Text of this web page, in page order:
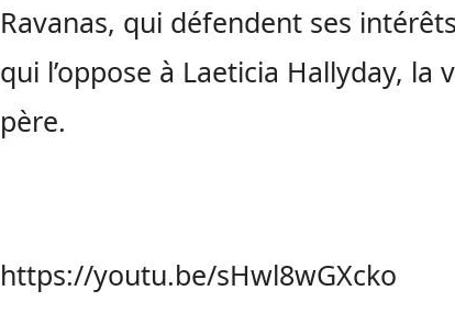
Ravanas, qui défendent ses
qui l’oppose à Laeticia Hallyday, la
père.
https://youtu.be/sHwl8wGXcko